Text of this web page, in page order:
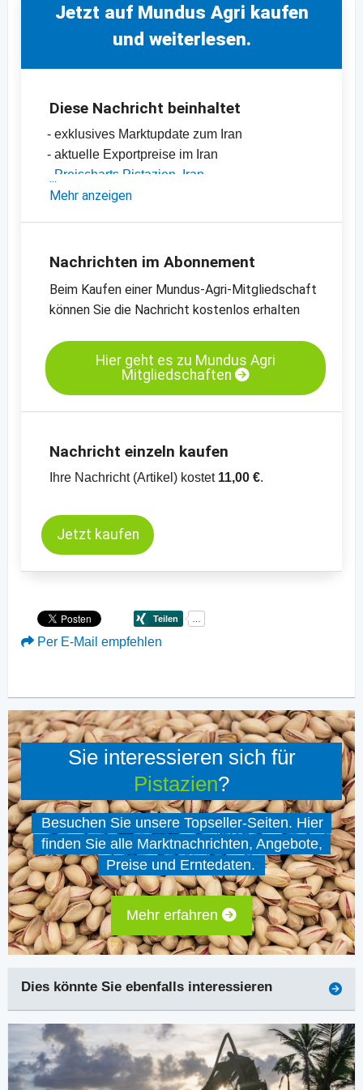
Jetzt auf Mundus Agri kaufen
und weiterlesen.
Diese Nachricht beinhaltet
- exklusives Marktupdate zum Iran
- aktuelle Exportpreise im Iran
Preischarts Pistazien, Iran
-weitere Preischarts
Mehr anzeigen
Nachrichten im Abonnement
Beim Kaufen einer Mundus-Agri-Mitgliedschaft
können Sie die Nachricht kostenlos erhalten
Hier geht es zu Mundus Agri
Mitgliedschaften
Nachricht einzeln kaufen
Ihre Nachricht (Artikel) kostet 11,00 €.
Jetzt kaufen
Per E-Mail empfehlen
Sie interessieren sich für
Pistazien?
Besuchen Sie unsere Topseller-Seiten. Hier
finden Sie alle Marktnachrichten, Angebote,
Preise und Erntedaten.
Mehr erfahren
Dies könnte Sie ebenfalls interessieren